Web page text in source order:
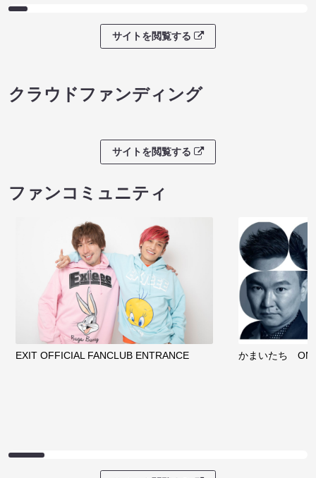
サイトを閲覧する
クラウドファンディング
サイトを閲覧する
ファンコミュニティ
EXIT OFFICIAL FANCLUB ENTRANCE かまいたち